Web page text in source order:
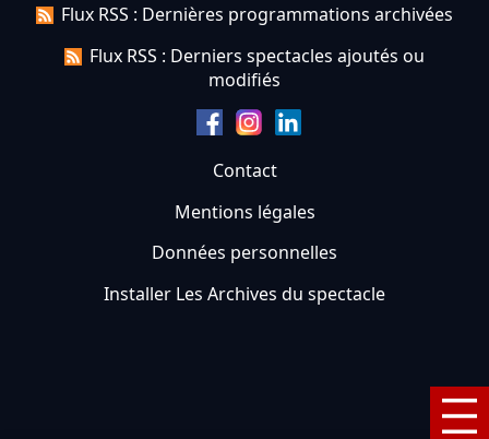
Flux RSS : Dernières programmations archivées
Flux RSS : Derniers spectacles ajoutés ou
modifiés
Contact
Mentions légales
Données personnelles
Installer Les Archives du spectacle